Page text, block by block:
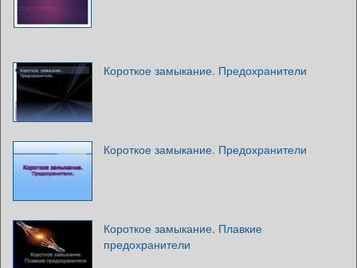
Короткое замыкание. Предохранители
Короткое замыкание. Предохранители
Короткое замыкание. Плавкие
предохранители